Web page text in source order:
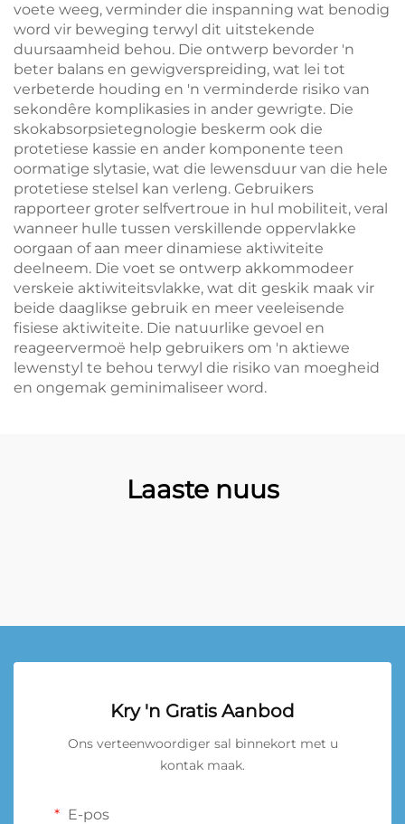
voete weeg, verminder die inspanning wat benodig
word vir beweging terwyl dit uitstekende
duursaamheid behou. Die ontwerp bevorder 'n
beter balans en gewigverspreiding, wat lei tot
verbeterde houding en 'n verminderde risiko van
sekondêre komplikasies in ander gewrigte. Die
skokabsorpsietegnologie beskerm ook die
protetiese kassie en ander komponente teen
oormatige slytasie, wat die lewensduur van die hele
protetiese stelsel kan verleng. Gebruikers
rapporteer groter selfvertroue in hul mobiliteit, veral
wanneer hulle tussen verskillende oppervlakke
oorgaan of aan meer dinamiese aktiwiteite
deelneem. Die voet se ontwerp akkommodeer
verskeie aktiwiteitsvlakke, wat dit geskik maak vir
beide daaglikse gebruik en meer veeleisende
fisiese aktiwiteite. Die natuurlike gevoel en
reageervermoë help gebruikers om 'n aktiewe
lewenstyl te behou terwyl die risiko van moegheid
en ongemak geminimaliseer word.
Laaste nuus
Kry 'n Gratis Aanbod
Ons verteenwoordiger sal binnekort met u
kontak maak.
E-pos